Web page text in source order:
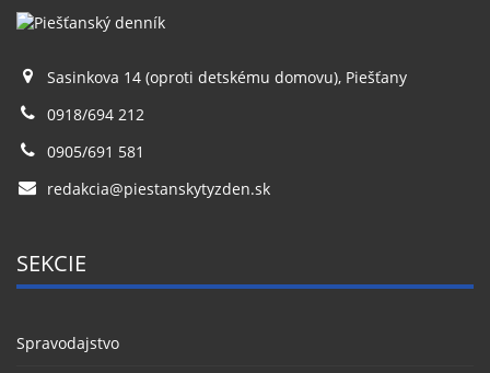
Sasinkova 14 (oproti detskému domovu), Piešťany
0918/694 212
0905/691 581
redakcia@piestanskytyzden.sk
SEKCIE
Spravodajstvo